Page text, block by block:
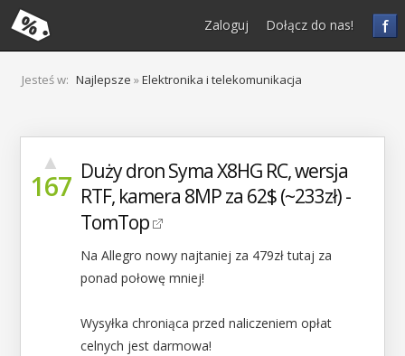
f
Zaloguj Dołącz do nas!
Jesteś w: Najlepsze »Elektronika i telekomunikacja
▲
167 Duży dron Syma X8HG RC, wersja
RTF, kamera 8MP za 62$ (~233zł) -
TomTop
Na Allegro nowy najtaniej za 479zł tutaj za
ponad połowę mniej!
Wysyłka chroniąca przed naliczeniem opłat
celnych jest darmowa!